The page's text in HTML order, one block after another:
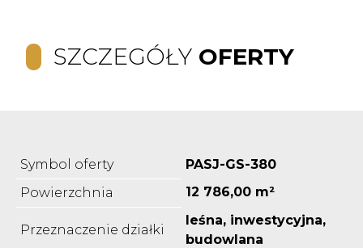
SZCZEGÓŁY OFERTY
Symbol oferty
PASJ-GS-380
Powierzchnia
12 786,00 m²
Przeznaczenie działki
leśna, inwestycyjna,
budowlana